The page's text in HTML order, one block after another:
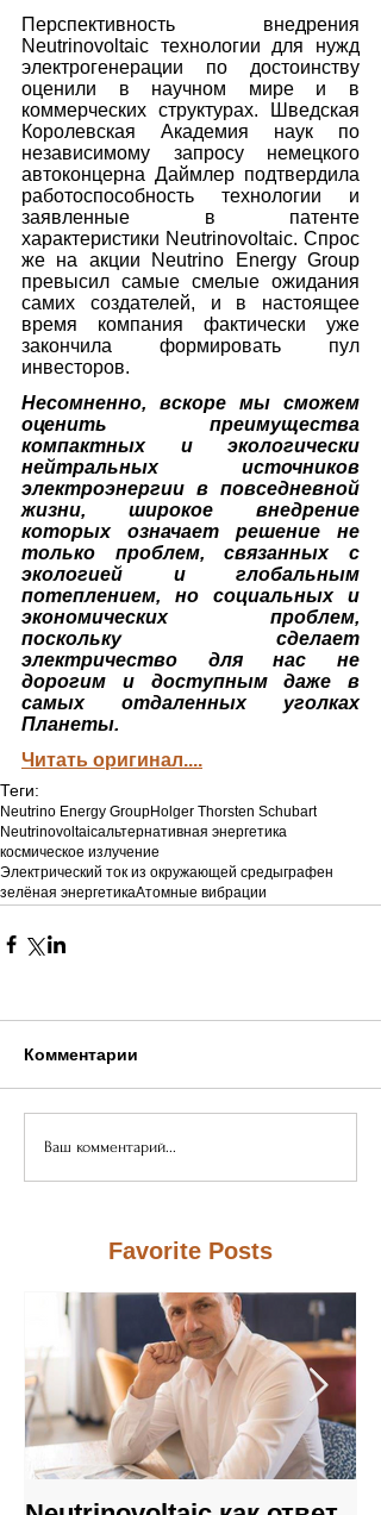
Перспективность внедрения
Neutrinovoltaic технологии для нужд
электрогенерации по достоинству
оценили в научном мире и в
коммерческих структурах. Шведская
Королевская Академия наук по
независимому запросу немецкого
автоконцерна Даймлер подтвердила
работоспособность технологии и
заявленные в патенте
характеристики Neutrinovoltaic. Спрос
же на акции Neutrino Energy Group
превысил самые смелые ожидания
самих создателей, и в настоящее
время компания фактически уже
закончила формировать пул
инвесторов.
Несомненно, вскоре мы сможем
оценить преимущества
компактных и экологически
нейтральных источников
электроэнергии в повседневной
жизни, широкое внедрение
которых означает решение не
только проблем, связанных с
экологией и глобальным
потеплением, но социальных и
экономических проблем,
поскольку сделает
электричество для нас не
дорогим и доступным даже в
самых отдаленных уголках
Планеты.
Читать оригинал....
Теги:
Neutrino Energy GroupHolger Thorsten Schubart
Neutrinovoltaicальтернативная энергетика
космическое излучение
Электрический ток из окружающей средыграфен
зелёная энергетикаАтомные вибрации
Комментарии
Ваш комментарий...
Favorite Posts